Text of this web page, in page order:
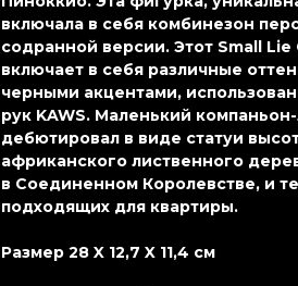
включала в себя комбинезон
содранной версии. Этот Small
включает в себя различные
черными акцентами,
рук KAWS. Маленький
дебютировал в виде статуи
африканского лиственного
в Соединенном Королевстве, и
подходящих для квартиры.
Размер 28 X 12,7 X 11,4 см